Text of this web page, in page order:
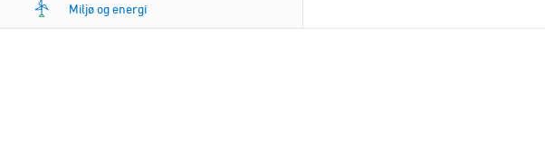
Miljø og energi